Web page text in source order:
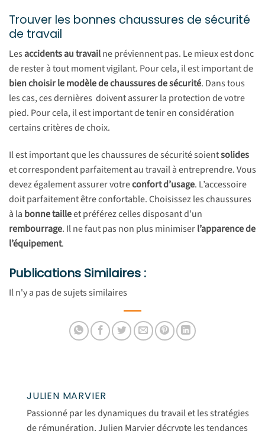
Trouver les bonnes chaussures de sécurité
de travail
Lesaccidents au travailne préviennent pas. Le mieux est donc
de rester à tout moment vigilant. Pour cela, il est important de
bien choisir le modèle de chaussures de sécurité. Dans tous
les cas, ces dernières doivent assurer la protection de votre
pied. Pour cela, il est important de tenir en considération
certains critères de choix.
Il est important que les chaussures de sécurité soientsolides
et correspondent parfaitement au travail à entreprendre. Vous
devez également assurer votreconfort d’usage. L’accessoire
doit parfaitement être confortable. Choisissez les chaussures
à la bonne tailleet préférez celles disposant d’un
rembourrage. Il ne faut pas non plus minimiserl’apparence de
l’équipement.
Publications Similaires :
Il n'y a pas de sujets similaires
JULIEN MARVIER
Passionné par les dynamiques du travail et les stratégies
de rémunération, Julien Marvier décrypte les tendances